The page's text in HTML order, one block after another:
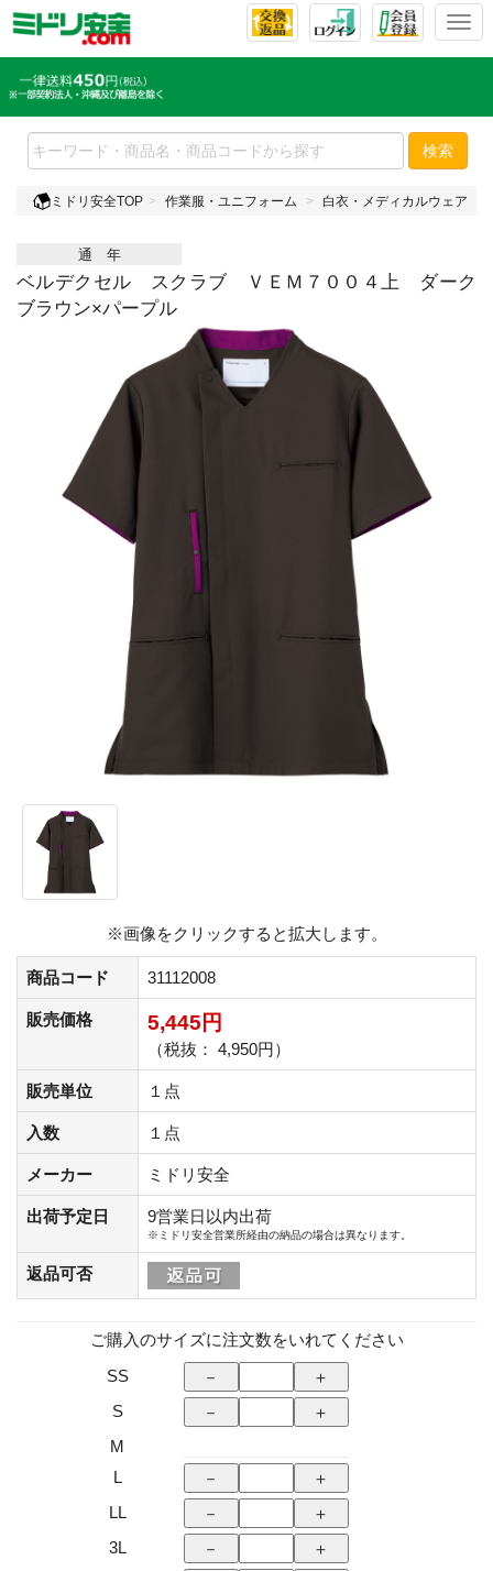
T
l
e
n
v
a
検索
ミドリ安全TOP 作業服・ユニフォーム 白衣・メディカルウェア
通 年
ベルデクセル スクラブ ＶＥＭ７００４上 ダーク
ブラウン×パープル
※画像をクリックすると拡大します。
商品コード 31112008
販売価格 5,445円
（税抜： 4,950円）
販売単位 １点
入数 １点
メーカー ミドリ安全
出荷予定日 9営業日以内出荷
※ミドリ安全営業所経由の納品の場合は異なります。
返品可否
ご購入のサイズに注文数をいれてください
SS
S
M
L
LL
3L